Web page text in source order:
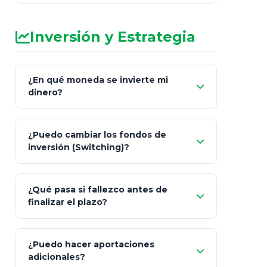
Inversión y Estrategia
¿En qué moneda se invierte mi
dinero?
inflación), Dólares o Euros
¿Puedo cambiar los fondos de
inversión (Switching)?
"Switching" (cambio de fondos)
¿Qué pasa si fallezco antes de
finalizar el plazo?
100% a tus
beneficiarios designados
¿Puedo hacer aportaciones
adicionales?